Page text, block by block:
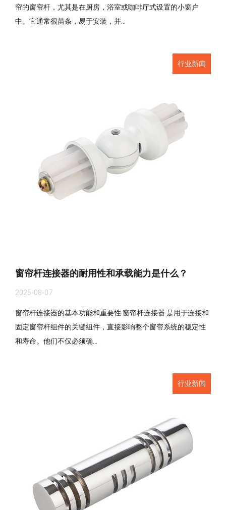
帘的窗帘杆，尤其是在厨房，浴室或咖啡厅式设置的小窗户
中。它通常很苗条，易于安装，并...
行业新闻
窗帘杆连接器的耐用性和承载能力是什么？
2025-08-07
窗帘杆连接器的基本功能和重要性 窗帘杆连接器 是用于连接和
固定窗帘杆组件的关键组件，直接影响整个窗帘系统的稳定性
和寿命。他们不仅必须确...
行业新闻